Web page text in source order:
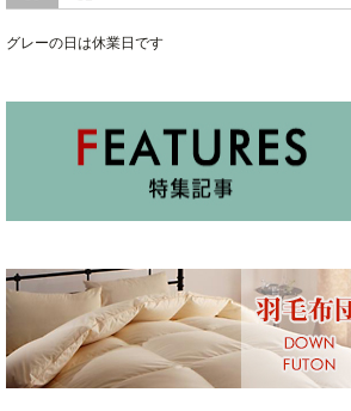
グレーの日は休業日です